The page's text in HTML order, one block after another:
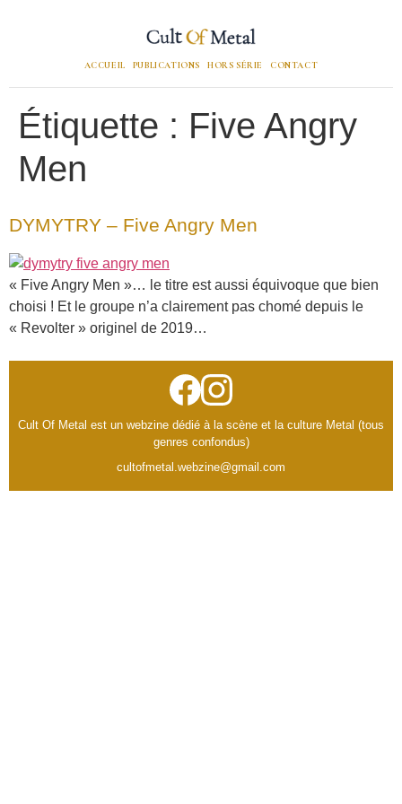
ACCUEIL PUBLICATIONS HORS SÉRIE CONTACT
Étiquette : Five Angry
Men
DYMYTRY – Five Angry Men
« Five Angry Men »… le titre est aussi équivoque que bien
choisi ! Et le groupe n’a clairement pas chomé depuis le
« Revolter » originel de 2019…
Cult Of Metal est un webzine dédié à la scène et la culture Metal (tous
genres confondus)
cultofmetal.webzine@gmail.com